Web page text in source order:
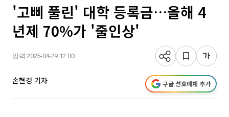
'고삐 풀린' 대학 등록금…올해 4
년제 70%가 '줄인상'
입력 2025-04-29 12:00
손현경 기자 구글 선호매체 추가